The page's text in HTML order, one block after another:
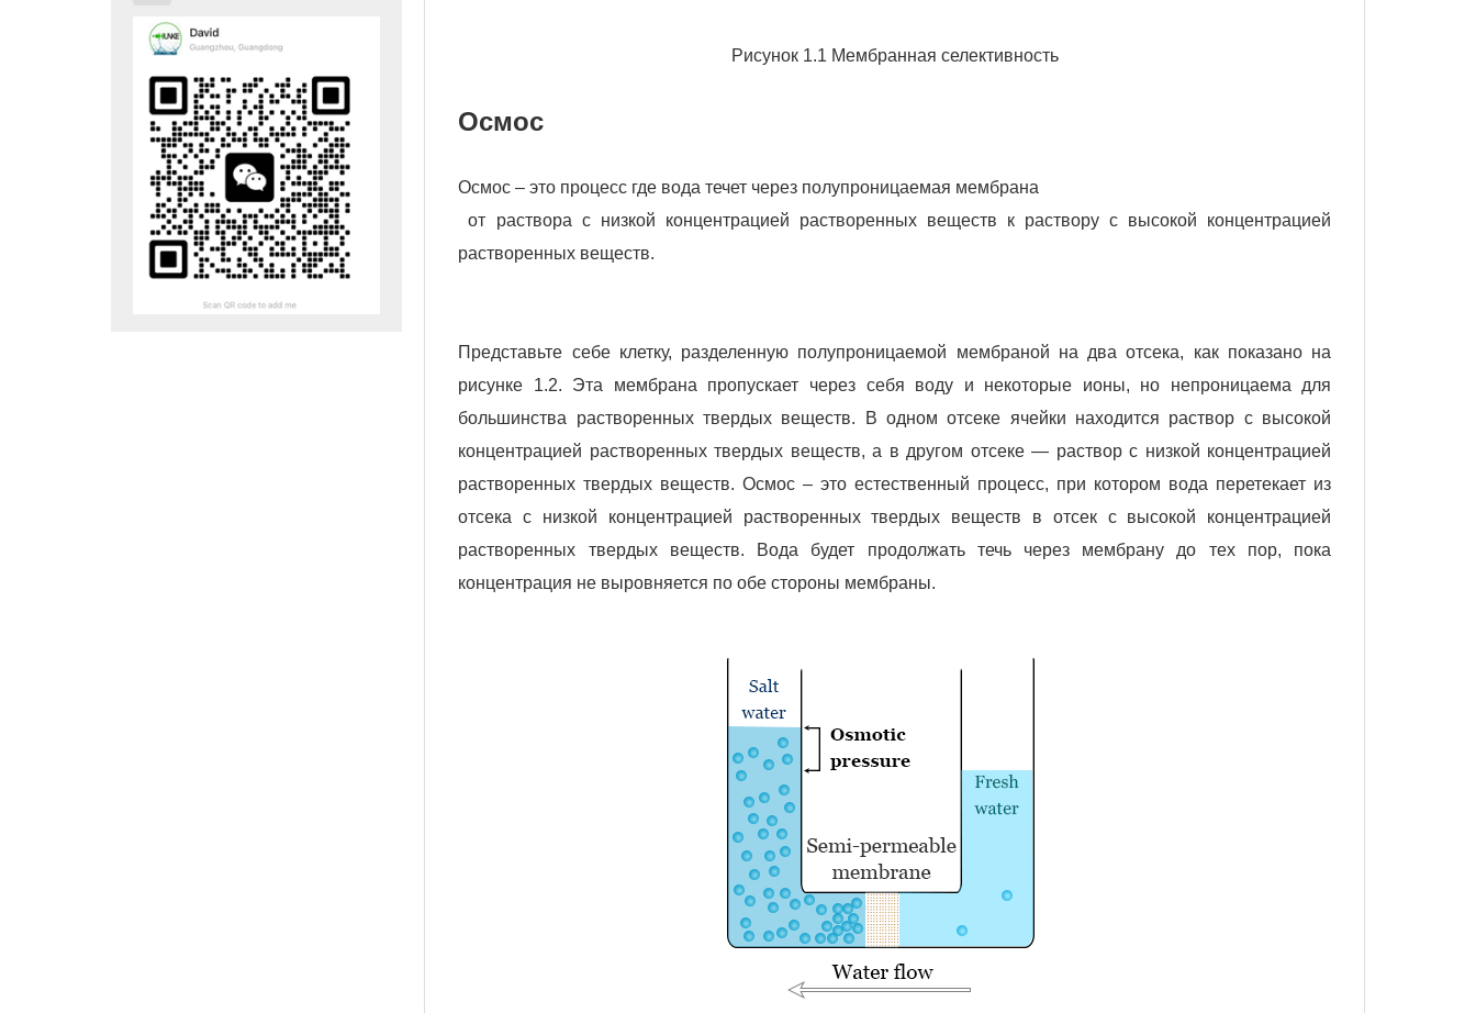
Рисунок 1.1 Мембранная селективность
Осмос
Осмос – это процесс где вода течет через полупроницаемая мембрана
от раствора с низкой концентрацией растворенных веществ к раствору с высокой концентрацией
растворенных веществ.
Представьте себе клетку, разделенную полупроницаемой мембраной на два отсека, как показано на
рисунке 1.2. Эта мембрана пропускает через себя воду и некоторые ионы, но непроницаема для
большинства растворенных твердых веществ. В одном отсеке ячейки находится раствор с высокой
концентрацией растворенных твердых веществ, а в другом отсеке — раствор с низкой концентрацией
растворенных твердых веществ. Осмос – это естественный процесс, при котором вода перетекает из
отсека с низкой концентрацией растворенных твердых веществ в отсек с высокой концентрацией
растворенных твердых веществ. Вода будет продолжать течь через мембрану до тех пор, пока
концентрация не выровняется по обе стороны мембраны.